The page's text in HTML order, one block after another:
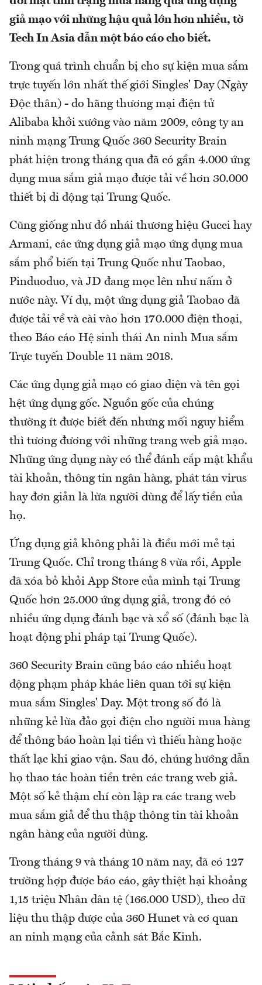
giả mạo với những hậu quả lớn hơn nhiều, tờ
Tech In Asia dẫn một báo cáo cho biết.
Trong quá trình chuẩn bị cho sự kiện mua sắm
trực tuyến lớn nhất thế giới Singles' Day (Ngày
Độc thân) - do hãng thương mại điện tử
Alibaba khởi xướng vào năm 2009, công ty an
ninh mạng Trung Quốc 360 Security Brain
phát hiện trong tháng qua đã có gần 4.000 ứng
dụng mua sắm giả mạo được tải về hơn 30.000
thiết bị di động tại Trung Quốc.
Cũng giống như đồ nhái thương hiệu Gucci hay
Armani, các ứng dụng giả mạo ứng dụng mua
sắm phổ biến tại Trung Quốc như Taobao,
Pinduoduo, và JD đang mọc lên như nấm ở
nước này. Ví dụ, một ứng dụng giả Taobao đã
được tải về và cài vào hơn 170.000 điện thoại,
theo Báo cáo Hệ sinh thái An ninh Mua sắm
Trực tuyến Double 11 năm 2018.
Các ứng dụng giả mạo có giao diện và tên gọi
hệt ứng dụng gốc. Nguồn gốc của chúng
thường ít được biết đến nhưng mối nguy hiểm
thì tương đương với những trang web giả mạo.
Những ứng dụng này có thể đánh cắp mật khẩu
tài khoản, thông tin ngân hàng, phát tán virus
hay đơn giản là lừa người dùng để lấy tiền của
họ.
Ứng dụng giả không phải là điều mới mẻ tại
Trung Quốc. Chỉ trong tháng 8 vừa rồi, Apple
đã xóa bỏ khỏi App Store của mình tại Trung
Quốc hơn 25.000 ứng dụng giả, trong đó có
nhiều ứng dụng đánh bạc và xổ số (đánh bạc là
hoạt động phi pháp tại Trung Quốc).
360 Security Brain cũng báo cáo nhiều hoạt
động phạm pháp khác liên quan tới sự kiện
mua sắm Singles' Day. Một trong số đó là
những kẻ lừa đảo gọi điện cho người mua hàng
để thông báo hoàn lại tiền vì thiếu hàng hoặc
thất lạc khi giao vận. Sau đó, chúng hướng dẫn
họ thao tác hoàn tiền trên các trang web giả.
Một số kẻ thậm chí còn lập ra các trang web
mua sắm giả để thu thập thông tin tài khoản
ngân hàng của người dùng.
Trong tháng 9 và tháng 10 năm nay, đã có 127
trường hợp được báo cáo, gây thiệt hại khoảng
1,15 triệu Nhân dân tệ (166.000 USD), theo dữ
liệu thu thập được của 360 Hunet và cơ quan
an ninh mạng của cảnh sát Bắc Kinh.